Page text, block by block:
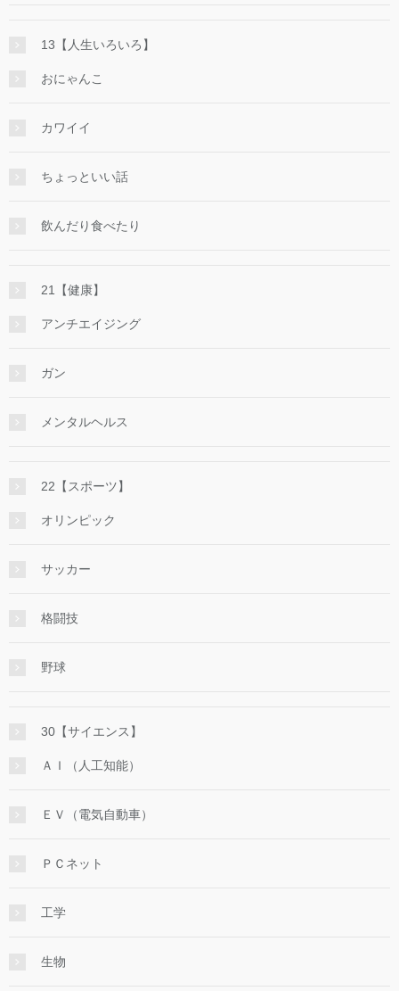
13【人生いろいろ】
おにゃんこ
カワイイ
ちょっといい話
飲んだり食べたり
21【健康】
アンチエイジング
ガン
メンタルヘルス
22【スポーツ】
オリンピック
サッカー
格闘技
野球
30【サイエンス】
ＡＩ（人工知能）
ＥＶ（電気自動車）
ＰＣネット
工学
生物